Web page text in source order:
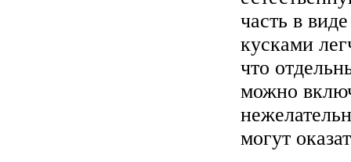
часть в
кусками
что
можно
могут